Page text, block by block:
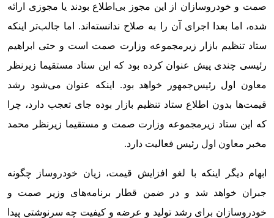
صمت و خودروسازان از این مجوز بی‌اطلاع بودند یا مجوزی ارائه
شده، اما بعدا اجرای آن را به صلاح ندانسته‌اند. اما جالب‌تر اینکه
ستاد تنظیم بازار زیرمجموعه وزارت صمت است و حتی ابراهیم
رئیسی چندی پیش عنوان کرده بود که این ستاد مستقیما زیرنظر
معاون اول رئیس‌جمهور خواهد بود. اینکه عنوان می‌شود رشد
قیمت‌ها بدون اطلاع ستاد تنظیم بازار بوده جای تعجب دارد، چرا
که این ستاد زیر‌مجموعه وزارت صمت و مستقیما زیرنظر محمد
مخبر معاون اول رئیس فعالیت دارد.
ابهام دیگر اینکه با لغو افزایش قیمت، زیان خودروساز چگونه
جبران خواهد شد و در ضمن قطار برنامه‌های وزیر صمت و
خودروسازان برای رشد تولید و عرضه و کیفیت چه سرنوشتی پیدا